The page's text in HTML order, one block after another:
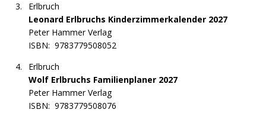
Erlbruch
Leonard Erlbruchs Kinderzimmerkalender 2027
Peter Hammer Verlag
ISBN: 9783779508052
Erlbruch
Wolf Erlbruchs Familienplaner 2027
Peter Hammer Verlag
ISBN: 9783779508076